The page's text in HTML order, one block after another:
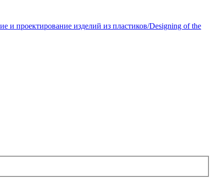
и проектирование изделий из пластиков/Designing of the